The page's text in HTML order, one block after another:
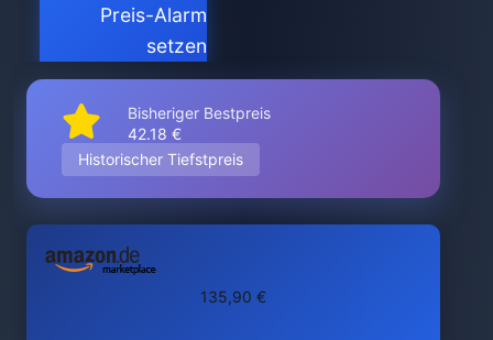
Preis-Alarm
setzen
Bisheriger Bestpreis
42.18 €
Historischer Tiefstpreis
135,90 €